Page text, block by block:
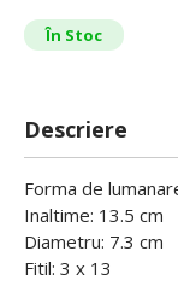
În Stoc
Descriere
Forma de
Inaltime: 13.5 cm
Diametru: 7.3 cm
Fitil: 3 x 13